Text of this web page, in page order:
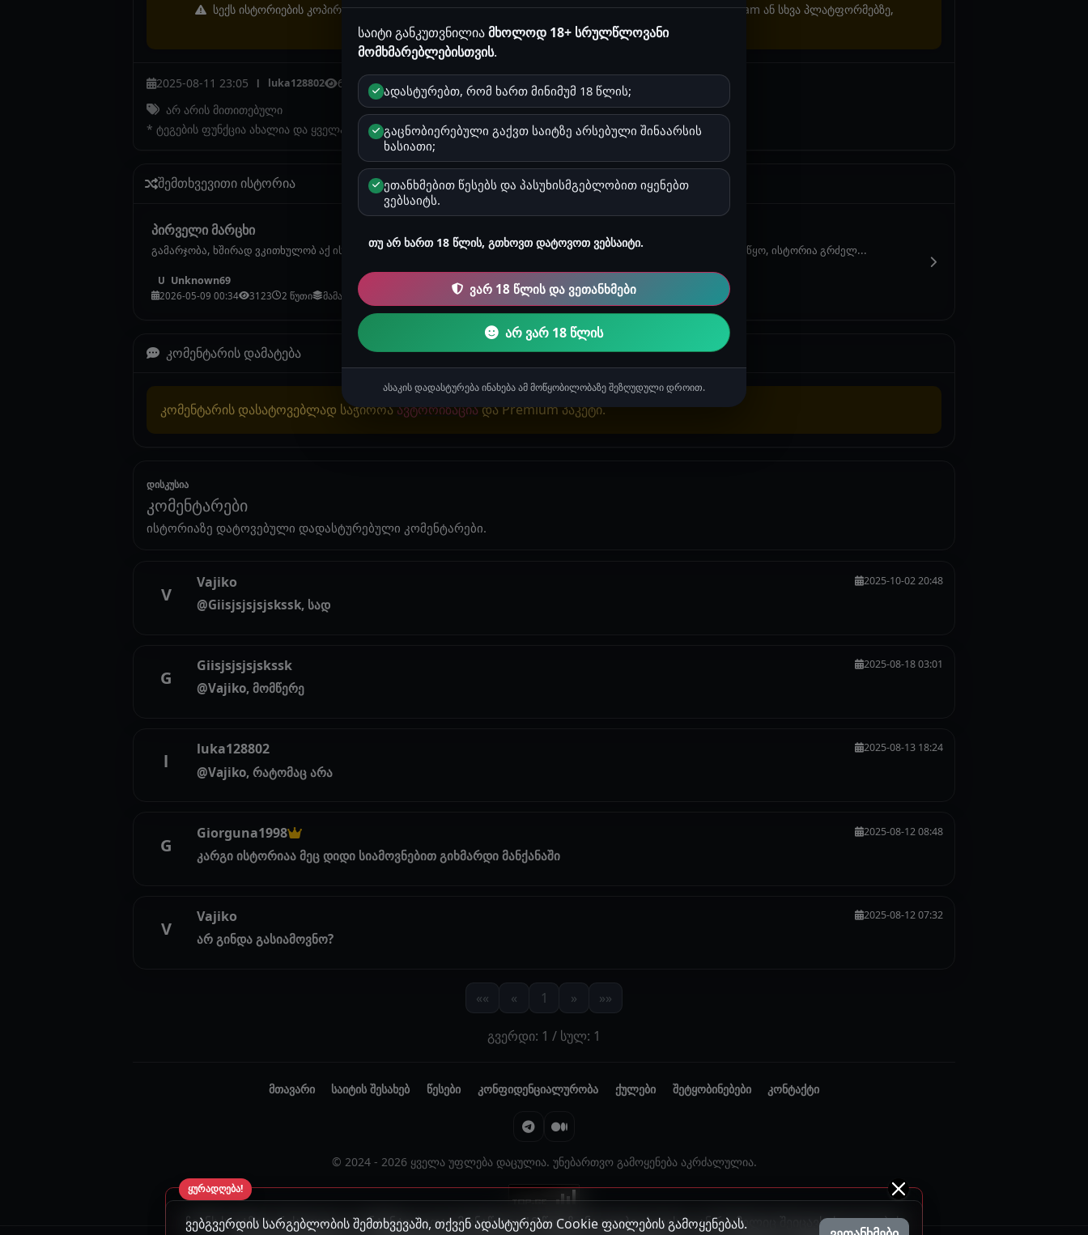
სექს ისტორიების კოპირება ან საჯარო სივრცეში განთავსება, მაგალითად Facebook, TikTok, Instagram ან სხვა პლატფორმებზე,
აკრძალულია!
2025-08-11 23:05 l luka128802 6415 2 წუთი
გეი ისტორიები
არ არის მითითებული
* ტეგების ფუნქცია ახალია და ყველა ისტორიაზე ჯერ არ არის დამატებული.
შემთხვევითი ისტორია
პირველი მარცხი
გამარჯობა, ხშირად ვკითხულობ აქ ისტორიებს და მინდა ჩემი ამბავიც მოგიყვეთ რომელიც რამდენიმე წლის წინ დაიწყო, ისტორია გრძელ...
U Unknown69
2026-05-09 00:34 3123 2 წუთი მამაკაცების ისტორიები
კომენტარის დამატება
კომენტარის დასატოვებლად საჭიროაავტორიზაციადა Premium პაკეტი.
დისკუსია
კომენტარები
ისტორიაზე დატოვებული დადასტურებული კომენტარები.
V
Vajiko 2025-10-02 20:48
@Giisjsjsjsjskssk, სად
G
Giisjsjsjsjskssk 2025-08-18 03:01
@Vajiko, მომწერე
l
luka128802 2025-08-13 18:24
@Vajiko, რატომაც არა
G
Giorguna1998 2025-08-12 08:48
კარგი ისტორიაა მეც დიდი სიამოვნებით გიხმარდი მანქანაში
V
Vajiko 2025-08-12 07:32
არ გინდა გასიამოვნო?
«« « 1 » »»
გვერდი: 1 / სულ: 1
ყურადღება!
ჩვენს საიტზე აკრძალულია კონტენტი, სადაც მონაწილე 18 წელზე ნაკლები ასაკისაა, ან რომელიც შეიცავს ძალადობას
მთავარი საიტის შესახებ წესები კონფიდენციალურობა ქულები შეტყობინებები კონტაქტი
© 2024 - 2026 ყველა უფლება დაცულია. უნებართვო გამოყენება აკრძალულია.
საიტი განკუთვნილიამხოლოდ 18+ სრულწლოვანი
მომხმარებლებისთვის.
ადასტურებთ, რომ ხართ მინიმუმ 18 წლის;
გაცნობიერებული გაქვთ საიტზე არსებული შინაარსის
ხასიათი;
ეთანხმებით წესებს და პასუხისმგებლობით იყენებთ
ვებსაიტს.
თუ არ ხართ 18 წლის, გთხოვთ დატოვოთ ვებსაიტი.
ვარ 18 წლის და ვეთანხმები
არ ვარ 18 წლის
ასაკის დადასტურება ინახება ამ მოწყობილობაზე შეზღუდული დროით.
ვებგვერდის სარგებლობის შემთხვევაში, თქვენ ადასტურებთ Cookie ფაილების გამოყენებას.